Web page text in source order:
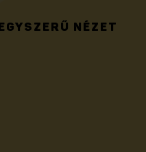
EGYSZERŰ NÉZET